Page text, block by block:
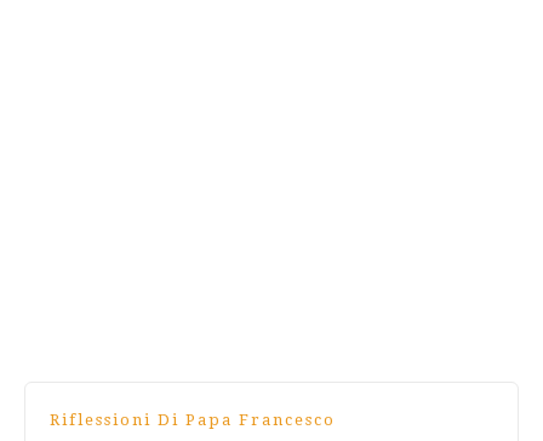
Riflessioni Di Papa Francesco